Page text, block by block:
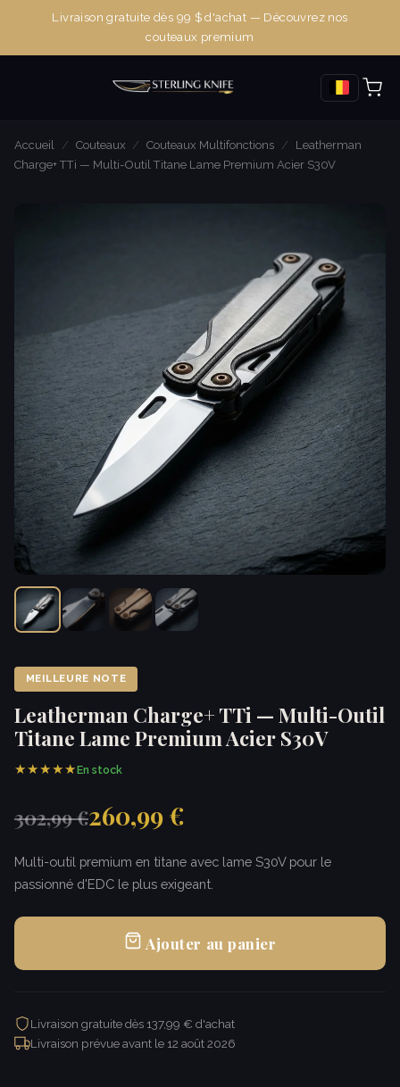
Livraison gratuite dès 99 $ d'achat — Découvrez nos
couteaux premium
Accueil / Couteaux / Couteaux Multifonctions /
Leatherman
Charge+ TTi — Multi-Outil Titane Lame Premium Acier S30V
MEILLEURE NOTE
Leatherman Charge+ TTi — Multi-Outil
Titane Lame Premium Acier S30V
★★★★★En stock
302,99 €260,99 €
Multi-outil premium en titane avec lame S30V pour le
passionné d'EDC le plus exigeant.
Ajouter au panier
Livraison gratuite dès 137,99 € d'achat
Livraison prévue avant le 12 août 2026